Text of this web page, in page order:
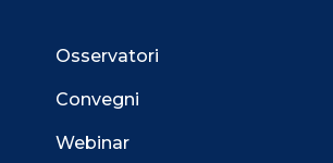
Osservatori
Convegni
Webinar